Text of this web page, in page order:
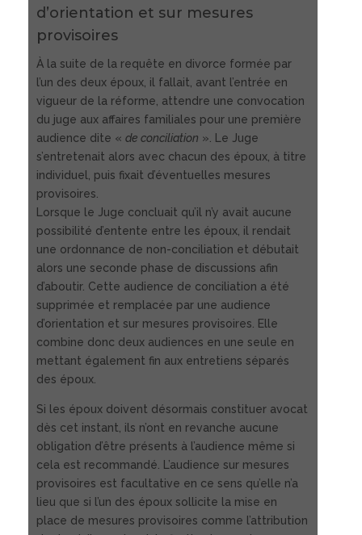
d’orientation et sur mesures
provisoires
À la suite de la requête en divorce formée par
l’un des deux époux, il fallait, avant l’entrée en
vigueur de la réforme, attendre une convocation
du juge aux affaires familiales pour une première
audience dite « de conciliation ». Le Juge
s’entretenait alors avec chacun des époux, à titre
individuel, puis fixait d’éventuelles mesures
provisoires.
Lorsque le Juge concluait qu’il n’y avait aucune
possibilité d’entente entre les époux, il rendait
une ordonnance de non-conciliation et débutait
alors une seconde phase de discussions afin
d’aboutir. Cette audience de conciliation a été
supprimée et remplacée par une audience
d’orientation et sur mesures provisoires. Elle
combine donc deux audiences en une seule en
mettant également fin aux entretiens séparés
des époux.
Si les époux doivent désormais constituer avocat
dès cet instant, ils n’ont en revanche aucune
obligation d’être présents à l’audience même si
cela est recommandé. L’audience sur mesures
provisoires est facultative en ce sens qu’elle n’a
lieu que si l’un des époux sollicite la mise en
place de mesures provisoires comme l’attribution